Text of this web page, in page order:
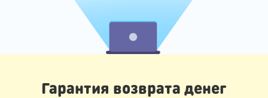
Гарантия возврата денег